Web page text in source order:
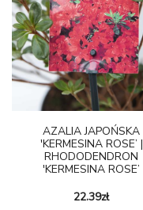
AZALIA JAPOŃSKA
'KERMESINA ROSE’ |
RHODODENDRON
'KERMESINA ROSE’
22.39zł